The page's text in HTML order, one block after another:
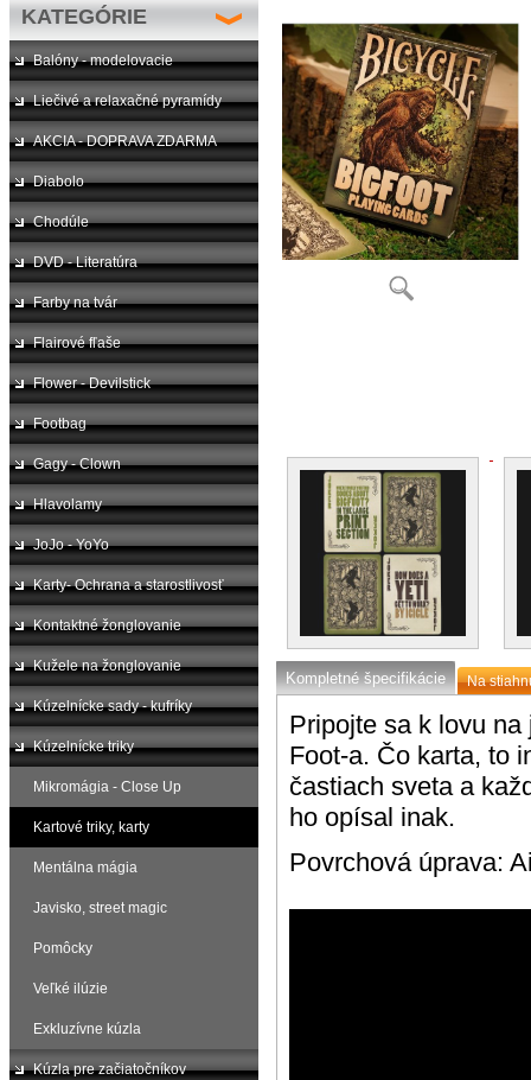
KATEGÓRIE
Balóny - modelovacie
Liečivé a relaxačné pyramídy
AKCIA - DOPRAVA ZDARMA
Diabolo
Chodúle
DVD - Literatúra
Farby na tvár
Flairové fľaše
Flower - Devilstick
Footbag
Gagy - Clown
Hlavolamy
JoJo - YoYo
Karty- Ochrana a starostlivosť
Kontaktné žonglovanie
Kužele na žonglovanie
Kúzelnícke sady - kufríky
Kúzelnícke triky
Mikromágia - Close Up
Kartové triky, karty
Mentálna mágia
Javisko, street magic
Pomôcky
Veľké ilúzie
Exkluzívne kúzla
Kúzla pre začiatočníkov
Kompletné špecifikácie Na
Pripojte sa k lovu
Foot-a. Čo karta, to
častiach sveta a
ho opísal inak.
Povrchová úprava: